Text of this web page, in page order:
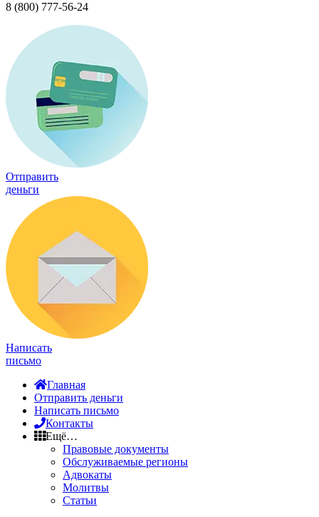
8 (800) 777-56-24
Отправить
деньги
Написать
письмо
Главная
Отправить деньги
Написать письмо
Контакты
Ещё…
Правовые документы
Обслуживаемые регионы
Адвокаты
Молитвы
Статьи